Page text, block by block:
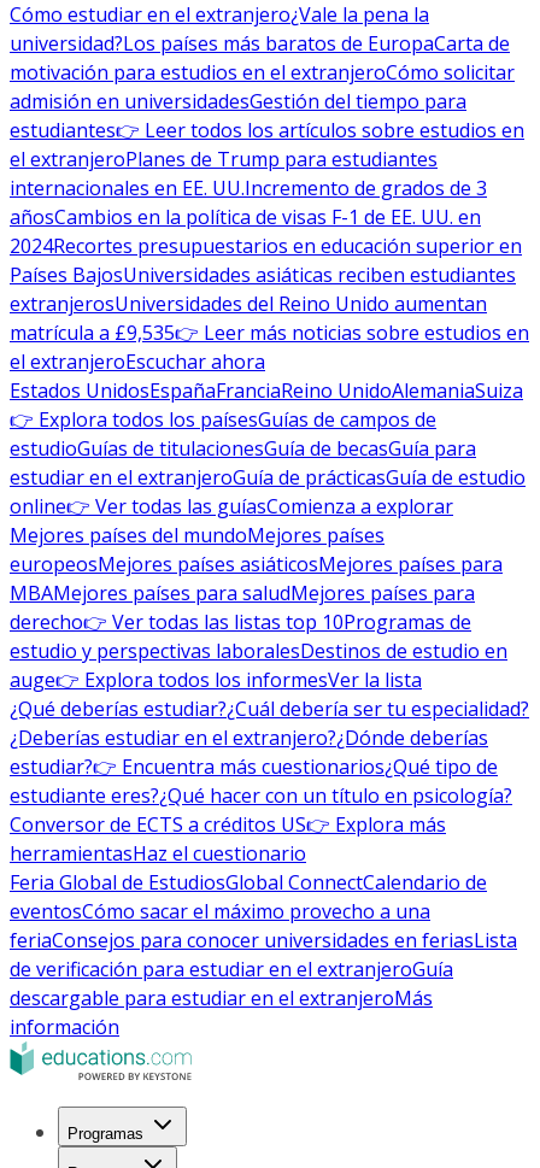
Cómo estudiar en el extranjero¿Vale la pena la
universidad?Los países más baratos de EuropaCarta de
motivación para estudios en el extranjeroCómo solicitar
admisión en universidadesGestión del tiempo para
estudiantes👉 Leer todos los artículos sobre estudios en
el extranjeroPlanes de Trump para estudiantes
internacionales en EE. UU.Incremento de grados de 3
añosCambios en la política de visas F-1 de EE. UU. en
2024Recortes presupuestarios en educación superior en
Países BajosUniversidades asiáticas reciben estudiantes
extranjerosUniversidades del Reino Unido aumentan
matrícula a £9,535👉 Leer más noticias sobre estudios en
el extranjeroEscuchar ahora
Estados UnidosEspañaFranciaReino UnidoAlemaniaSuiza
👉 Explora todos los paísesGuías de campos de
estudioGuías de titulacionesGuía de becasGuía para
estudiar en el extranjeroGuía de prácticasGuía de estudio
online👉 Ver todas las guíasComienza a explorar
Mejores países del mundoMejores países
europeosMejores países asiáticosMejores países para
MBAMejores países para saludMejores países para
derecho👉 Ver todas las listas top 10Programas de
estudio y perspectivas laboralesDestinos de estudio en
auge👉 Explora todos los informesVer la lista
¿Qué deberías estudiar?¿Cuál debería ser tu especialidad?
¿Deberías estudiar en el extranjero?¿Dónde deberías
estudiar?👉 Encuentra más cuestionarios¿Qué tipo de
estudiante eres?¿Qué hacer con un título en psicología?
Conversor de ECTS a créditos US👉 Explora más
herramientasHaz el cuestionario
Feria Global de EstudiosGlobal ConnectCalendario de
eventosCómo sacar el máximo provecho a una
feriaConsejos para conocer universidades en feriasLista
de verificación para estudiar en el extranjeroGuía
descargable para estudiar en el extranjeroMás
información
Programas